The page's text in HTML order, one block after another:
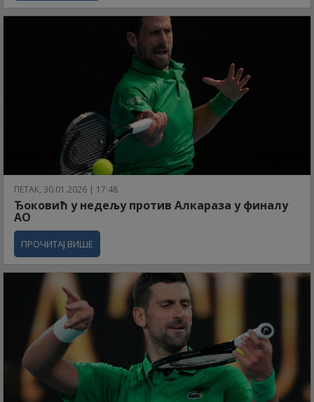
ПЕТАК, 30.01.2026 | 17:48
Ђоковић у недељу против Алкараза у финалу
АО
ПРОЧИТАЈ ВИШЕ